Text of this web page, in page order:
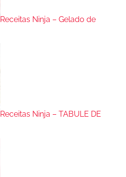
Receitas Ninja – Gelado de
Receitas Ninja – TABULE DE